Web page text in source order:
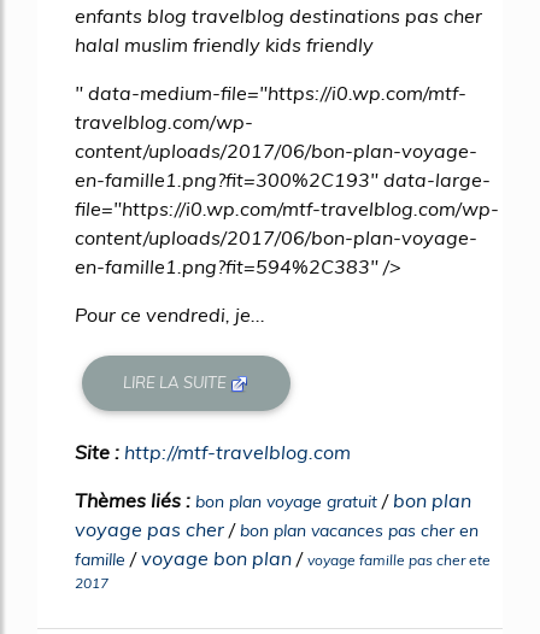
enfants blog travelblog destinations pas cher
halal muslim friendly kids friendly
" data-medium-file="https://i0.wp.com/mtf-
travelblog.com/wp-
content/uploads/2017/06/bon-plan-voyage-
en-famille1.png?fit=300%2C193" data-large-
file="https://i0.wp.com/mtf-travelblog.com/wp-
content/uploads/2017/06/bon-plan-voyage-
en-famille1.png?fit=594%2C383" />
Pour ce vendredi, je...
LIRE LA SUITE
Site : http://mtf-travelblog.com
Thèmes liés : bon plan voyage gratuit / bon plan
voyage pas cher /bon plan vacances pas cher en
famille /voyage bon plan / voyage famille pas cher ete
2017